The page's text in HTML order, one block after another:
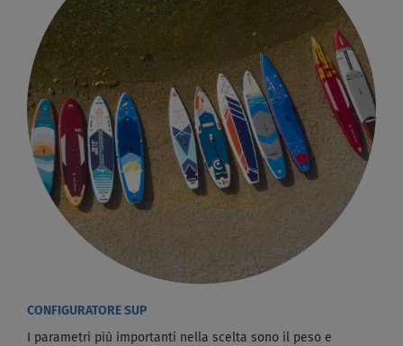
CONFIGURATORE SUP
I parametri più importanti nella scelta sono il peso e